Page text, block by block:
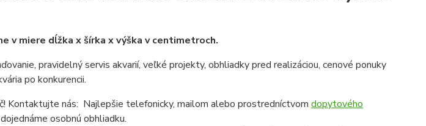
v miere dĺžka x šírka x výška v centimetroch.
pravidelný servis akvarií, veľké projekty, obhliadky pred realizáciou, cenové ponuky
po konkurencii.
Kontaktujte nás: Najlepšie telefonicky, mailom alebo prostredníctvom dopytového
osobnú obhliadku.